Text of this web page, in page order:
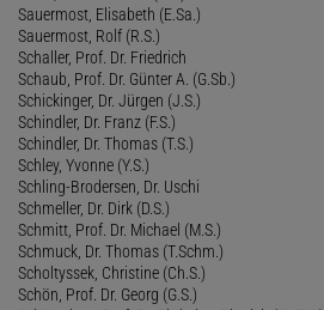
Sauermost, Elisabeth (E.Sa.)
Sauermost, Rolf (R.S.)
Schaller, Prof. Dr. Friedrich
Schaub, Prof. Dr. Günter A. (G.Sb.)
Schickinger, Dr. Jürgen (J.S.)
Schindler, Dr. Franz (F.S.)
Schindler, Dr. Thomas (T.S.)
Schley, Yvonne (Y.S.)
Schling-Brodersen, Dr. Uschi
Schmeller, Dr. Dirk (D.S.)
Schmitt, Prof. Dr. Michael (M.S.)
Schmuck, Dr. Thomas (T.Schm.)
Scholtyssek, Christine (Ch.S.)
Schön, Prof. Dr. Georg (G.S.)